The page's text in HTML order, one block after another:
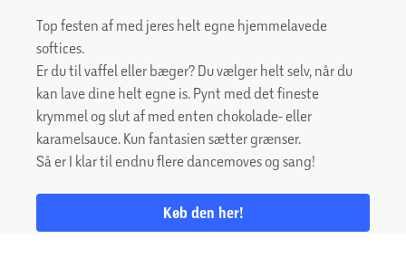
Top festen af med jeres helt egne hjemmelavede
softices.
Er du til vaffel eller bæger? Du vælger helt selv, når du
kan lave dine helt egne is. Pynt med det fineste
krymmel og slut af med enten chokolade- eller
karamelsauce. Kun fantasien sætter grænser.
Så er I klar til endnu flere dancemoves og sang!
Køb den her!